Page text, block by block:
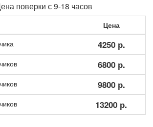
поверки с 9-18 часов
Цена
4250 р.
6800 р.
9800 р.
13200 р.